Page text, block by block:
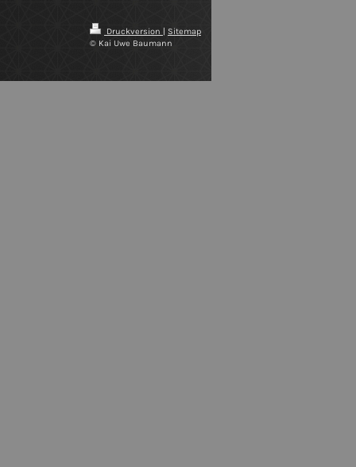
Druckversion | Sitemap
© Kai Uwe Baumann